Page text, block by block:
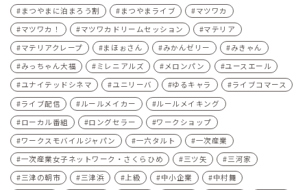
まつやまに泊まろう割
まつやまライブ
マツワカ
マツワカ！
マツワカドリームセッション
マテリア
マテリアクレープ
まほぉさん みかんゼリー
みきゃん
みっちゃん大福
ミレニアルズ メロンパン
ユースエール
ユナイテッドシネマ
ユニリーバ ゆるキャラ
ライブコマース
ライブ配信
ルールメイカー
ルールメイキング
ローカル番組
ロングセラー
ワークショップ
ワークスモバイルジャパン
一六タルト
一次産業
一次産業女子ネットワーク・さくらひめ
三ツ矢
三河家
三津の朝市
三津浜 上級 中小企業
中村舞